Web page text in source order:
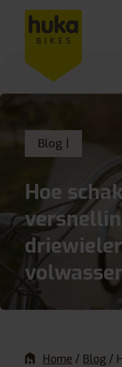
Blog |
Hoe
Home / Blog /